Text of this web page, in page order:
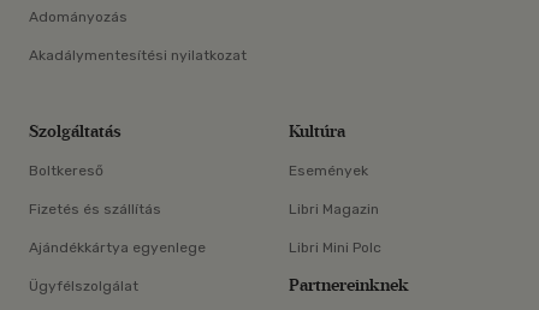
Adományozás
Akadálymentesítési nyilatkozat
Szolgáltatás
Boltkereső
Fizetés és szállítás
Ajándékkártya egyenlege
Ügyfélszolgálat
Kultúra
Események
Libri Magazin
Libri Mini Polc
Partnereinknek